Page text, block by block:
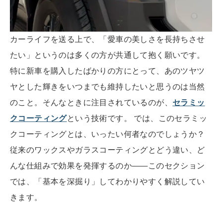
カーライフを送る上で、「愛車の美しさを長持ちさせ
たい」というのは多くの方が共通して抱く願いです。
特に新車を購入したばかりの方にとって、あのツヤツ
ヤとした輝きをいつまでも維持したいと思うのは当然
のこと。そんなときに注目されているのが、 セラミッ
クコーティングという技術です。 では、このセラミッ
クコーティングとは、いったい何者なのでしょうか？
従来のワックスやガラスコーティングとどう違い、ど
んな仕組みで効果を発揮するのか――このセクション
では、「基本を深掘り」してわかりやすく解説してい
きます。